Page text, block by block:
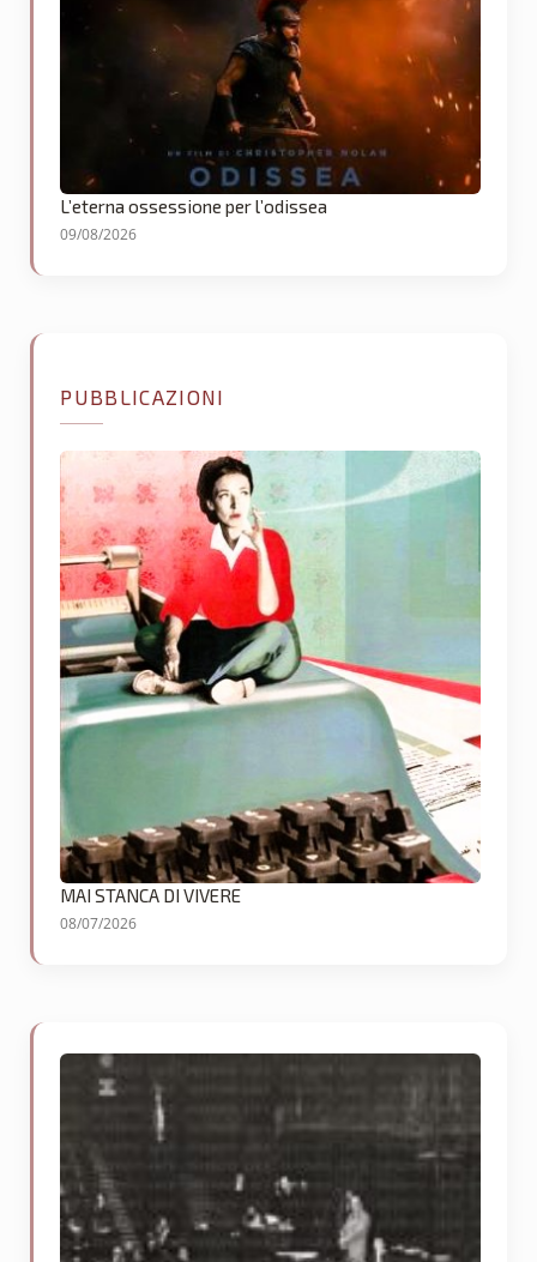
L’eterna ossessione per l’odissea
09/08/2026
PUBBLICAZIONI
MAI STANCA DI VIVERE
08/07/2026